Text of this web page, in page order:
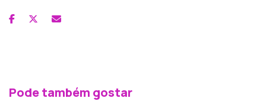
Pode também gostar